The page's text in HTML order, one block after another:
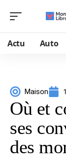
Actu Auto
Maison
Où et
ses
des